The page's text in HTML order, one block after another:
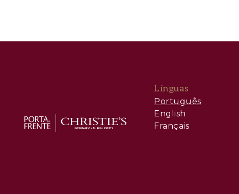
Línguas
Português
English
Français